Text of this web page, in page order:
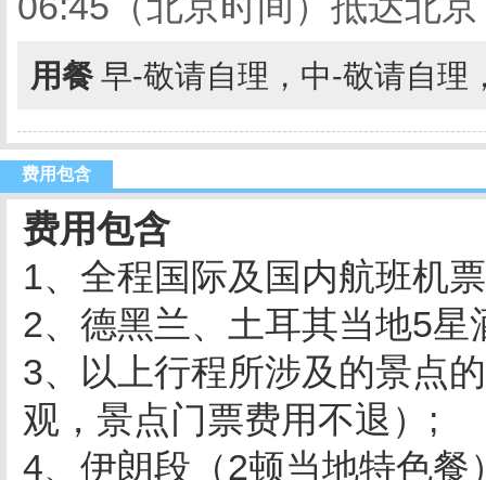
用餐 早-敬请自理，中-敬请自理
费用包含
费用包含
1、全程国际及国内航班机
2、德黑兰、 土耳其当地5星
3、以上行程所涉及的景点
观，景点门票费用不退）;
4、伊朗段（2顿当地特色